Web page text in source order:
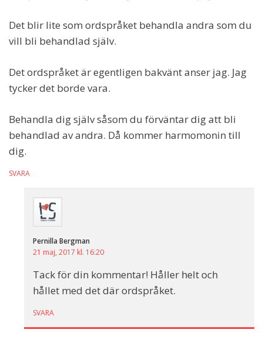
Det blir lite som ordspråket behandla andra som du
vill bli behandlad själv.
Det ordspråket är egentligen bakvänt anser jag. Jag
tycker det borde vara.
Behandla dig själv såsom du förväntar dig att bli
behandlad av andra. Då kommer harmomonin till
dig.
SVARA
Pernilla Bergman
21 maj, 2017 kl. 16:20
Tack för din kommentar! Håller helt och
hållet med det där ordspråket.
SVARA